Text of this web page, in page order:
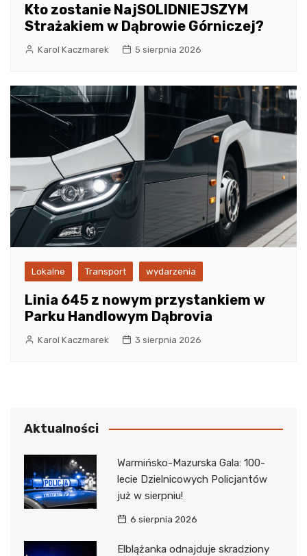
Kto zostanie NajSOLIDNIEJSZYM
Strażakiem w Dąbrowie Górniczej?
Karol Kaczmarek 5 sierpnia 2026
Lokalne Transport wydarzenia
Linia 645 z nowym przystankiem w
Parku Handlowym Dąbrovia
Karol Kaczmarek 3 sierpnia 2026
Aktualności
Warmińsko-Mazurska Gala: 100-
lecie Dzielnicowych Policjantów
już w sierpniu!
6 sierpnia 2026
Elblążanka odnajduje skradziony